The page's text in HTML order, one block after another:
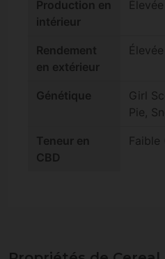
Production en
intérieur
Rendement
en extérieur
Génétique
Girl
Pie,
Teneur en
CBD
Faible